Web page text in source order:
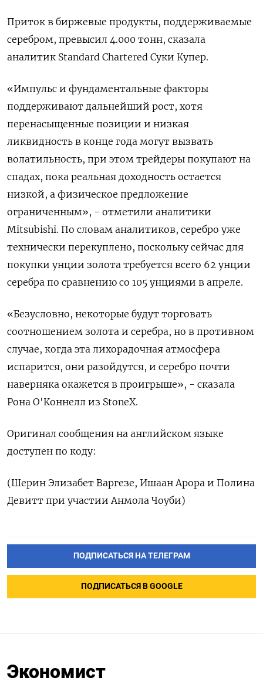
Приток в ‍биржевые продукты, поддерживаемые
серебром, превысил 4.000 тонн, ‍сказала
аналитик Standard Chartered Суки Купер.
«Импульс и фундаментальные факторы
поддерживают дальнейший рост, хотя
перенасыщенные позиции и низкая
ликвидность в конце года могут вызвать
волатильность, при этом трейдеры покупают на
спадах, пока реальная доходность остается
‍низкой, а физическое предложение
ограниченным», - отметили аналитики
Mitsubishi. По словам аналитиков, серебро уже
технически перекуплено, поскольку сейчас для
покупки унции золота требуется всего 62 унции
серебра по сравнению со 105 унциями в апреле.
«Безусловно, некоторые будут торговать
соотношением золота и серебра, но в противном
случае, когда эта лихорадочная атмосфера
испарится, они ⁠разойдутся, и серебро почти
наверняка окажется в проигрыше», - сказала
Рона О'Коннелл из StoneX.
Оригинал сообщения на английском языке
доступен по коду:
(Шерин Элизабет Варгезе, Ишаан Арора и Полина
Девитт при участии Анмола Чоуби)
ПОДПИСАТЬСЯ НА ТЕЛЕГРАМ
ПОДПИСАТЬСЯ В GOOGLE
Экономист